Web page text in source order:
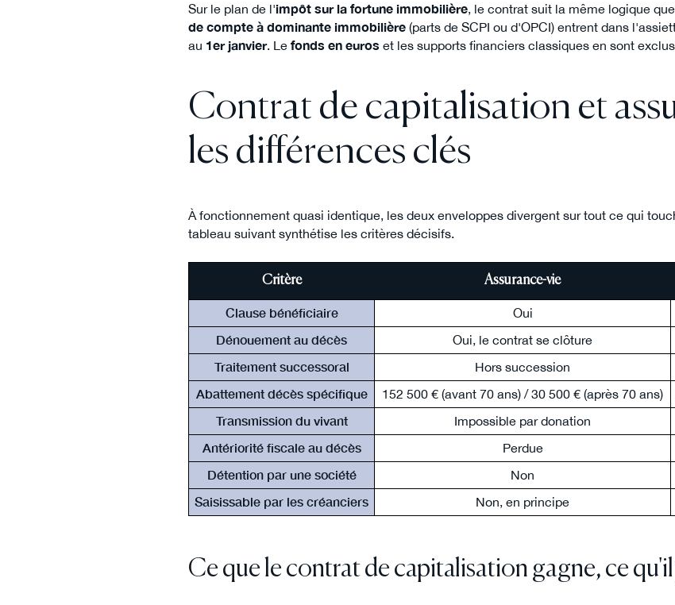
Sur le plan de l'impôt sur la fortune immobilière, le contrat suit la même logique
de compte à dominante immobilière (parts de SCPI ou d'OPCI) entrent dans
au 1er janvier. Lefonds en euros et les supports financiers classiques en sont
Contrat de capitalisation et
les différences clés
À fonctionnement quasi identique, les deux enveloppes divergent sur tout ce qui
tableau suivant synthétise les critères décisifs.
Critère Assurance-vie
Clause bénéficiaire Oui
Dénouement au décès
Oui, le contrat se clôture
Traitement successoral
Hors succession
Abattement décès spécifique
152 500 € (avant 70 ans) / 30 500 € (après 70 ans)
Transmission du vivant
Impossible par donation
Antériorité fiscale au décès
Perdue
Détention par une société
Non
Saisissable par les créanciers
Non, en principe
Ce que le contrat de capitalisation gagne, ce